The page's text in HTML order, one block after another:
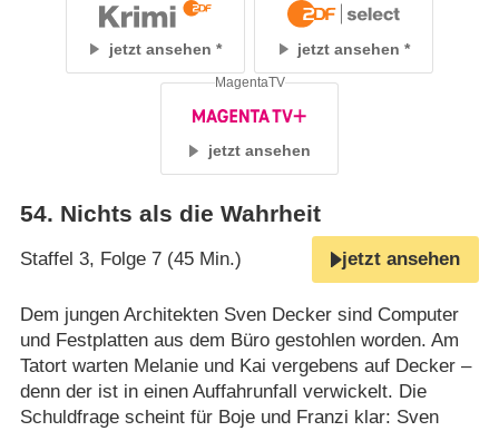
jetzt ansehen jetzt ansehen
jetzt ansehen
MagentaTV
54. Nichts als die Wahrheit
Staffel 3, Folge 7 (45 Min.) jetzt ansehen
Dem jungen Architekten Sven Decker sind Computer
und Festplatten aus dem Büro gestohlen worden. Am
Tatort warten Melanie und Kai vergebens auf Decker –
denn der ist in einen Auffahrunfall verwickelt. Die
Schuldfrage scheint für Boje und Franzi klar: Sven